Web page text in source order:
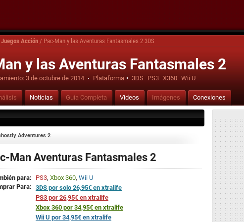
Juegos Acción / Pac-Man y las Aventuras Fantasmales 2 3DS
y las Aventuras Fantasmales 2
3 de octubre de 2014 · Plataforma 3DS PS3 X360 Wii U
Noticias Guía Completa Videos Imágenes Conexiones
Adventures 2
Man Aventuras Fantasmales 2
para: PS3, Xbox 360, Wii U
Para:
3DS por solo 26,95€ en xtralife
PS3 por 26,95€ en xtralife
Xbox 360 por 34,95€ en xtralife
Wii U por 34,95€ en xtralife